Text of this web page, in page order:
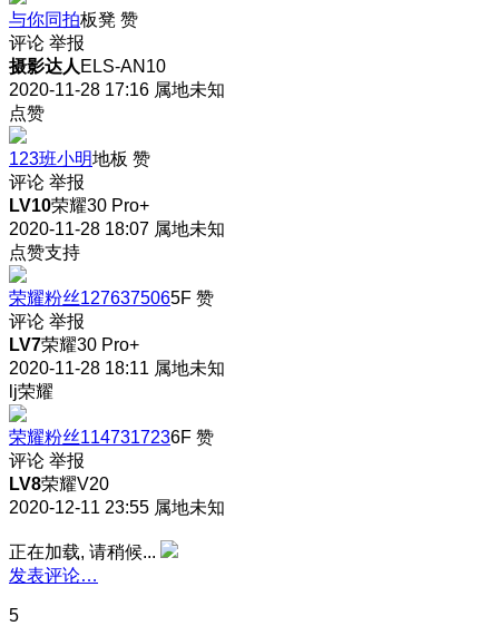
与你同拍板凳 赞
评论 举报
摄影达人 ELS-AN10
2020-11-28 17:16 属地未知
点赞
123班小明地板 赞
评论 举报
LV10荣耀30 Pro+
2020-11-28 18:07 属地未知
点赞支持
荣耀粉丝1276375065F 赞
评论 举报
LV7荣耀30 Pro+
2020-11-28 18:11 属地未知
lj荣耀
荣耀粉丝1147317236F 赞
评论 举报
LV8荣耀V20
2020-12-11 23:55 属地未知
正在加载, 请稍候...
发表评论…
5